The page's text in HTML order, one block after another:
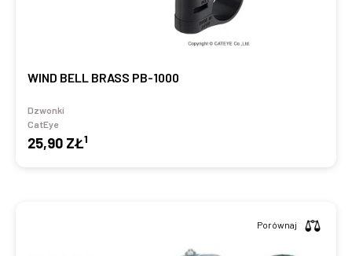
WIND BELL BRASS PB-1000
Dzwonki
CatEye
25,90 ZŁ1
Porównaj